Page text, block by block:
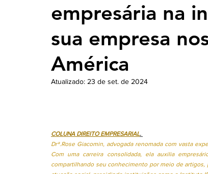
Coluna: > Direito tributário Coluna: > Direito
Coluna: > Direito do Trabalho
Coluna: > Direito privado Coluna: >
Coluna: > Direito imobiliário Coluna: >
empresária na
sua empresa
América
Atualizado: 23 de set. de 2024
COLUNA DIREITO EMPRESARIAL.
Drª.Rose Giacomin, advogada renomada com vasta
Com uma carreira consolidada, ela auxilia
compartilhando seu conhecimento por meio de artigos,